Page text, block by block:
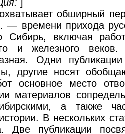
обширный
— времени прихода
Сибирь, включая
и железного веков.
Одни
другие носят
основное место
материалов
а также
В нескольких
Две публикации